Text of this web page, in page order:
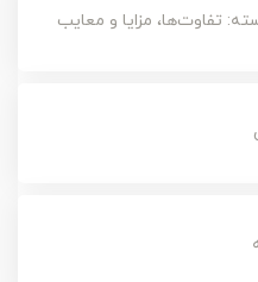
تفاوت‌ها، مزایا و معایب